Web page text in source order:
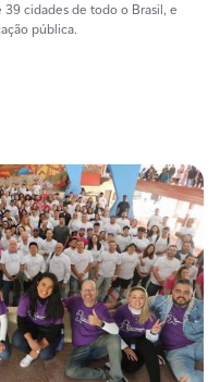
cidades de todo o Brasil, e
pública.